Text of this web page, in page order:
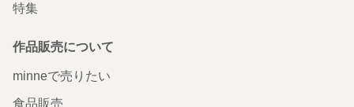
特集
作品販売について
minneで売りたい
食品販売